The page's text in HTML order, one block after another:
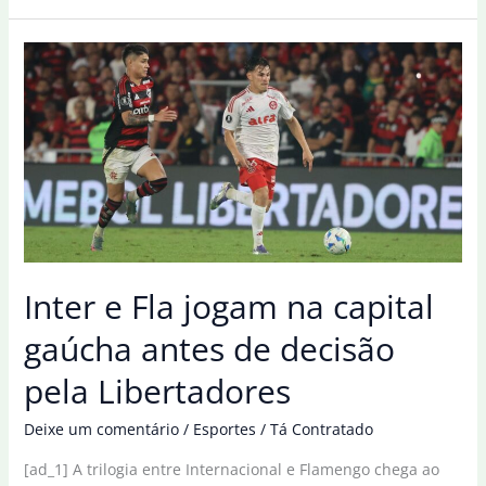
duelo
final
entre
Inter
e
Fla
pela
Libertadores
Inter e Fla jogam na capital
gaúcha antes de decisão
pela Libertadores
Deixe um comentário / Esportes / Tá Contratado
[ad_1] A trilogia entre Internacional e Flamengo chega ao